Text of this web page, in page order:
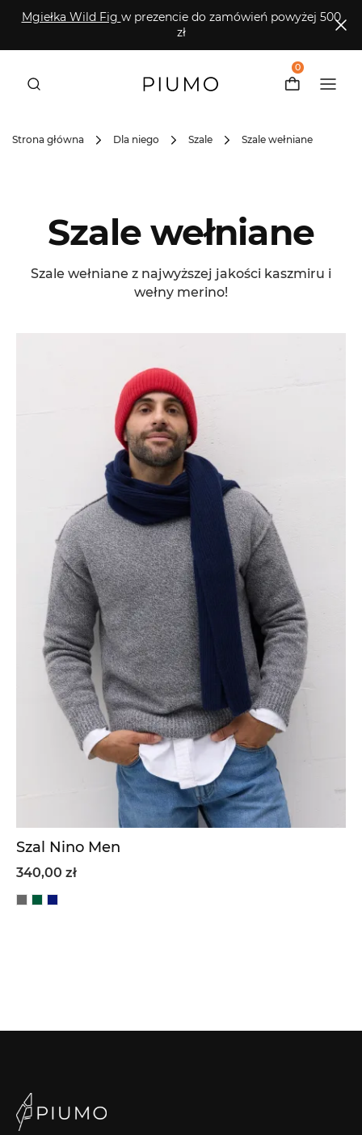
Mgiełka Wild Fig w prezencie do zamówień powyżej 500
zł
0
Strona główna Dla niego Szale Szale wełniane
Szale wełniane
Szale wełniane z najwyższej jakości kaszmiru i
wełny merino!
Szal Nino Men
340,00 zł